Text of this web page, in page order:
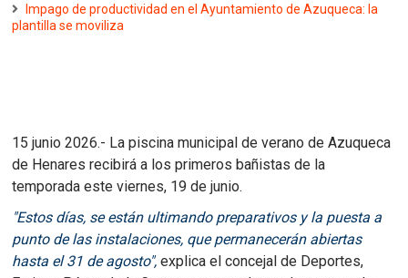
Impago de productividad en el Ayuntamiento de Azuqueca: la
plantilla se moviliza
15 junio 2026.- La piscina municipal de verano de Azuqueca
de Henares recibirá a los primeros bañistas de la
temporada este viernes, 19 de junio.
"Estos días, se están ultimando preparativos y la puesta a
punto de las instalaciones, que permanecerán abiertas
hasta el 31 de agosto", explica el concejal de Deportes,